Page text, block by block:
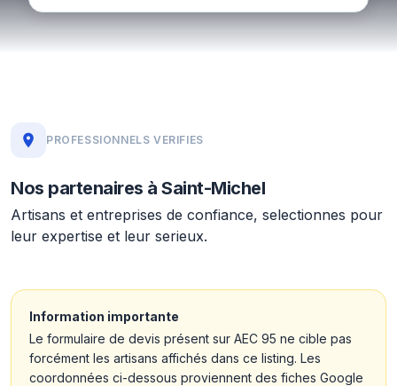
PROFESSIONNELS VERIFIES
Nos partenaires à Saint-Michel
Artisans et entreprises de confiance, selectionnes pour
leur expertise et leur serieux.
Information importante
Le formulaire de devis présent sur AEC 95 ne cible pas
forcément les artisans affichés dans ce listing. Les
coordonnées ci-dessous proviennent des fiches Google